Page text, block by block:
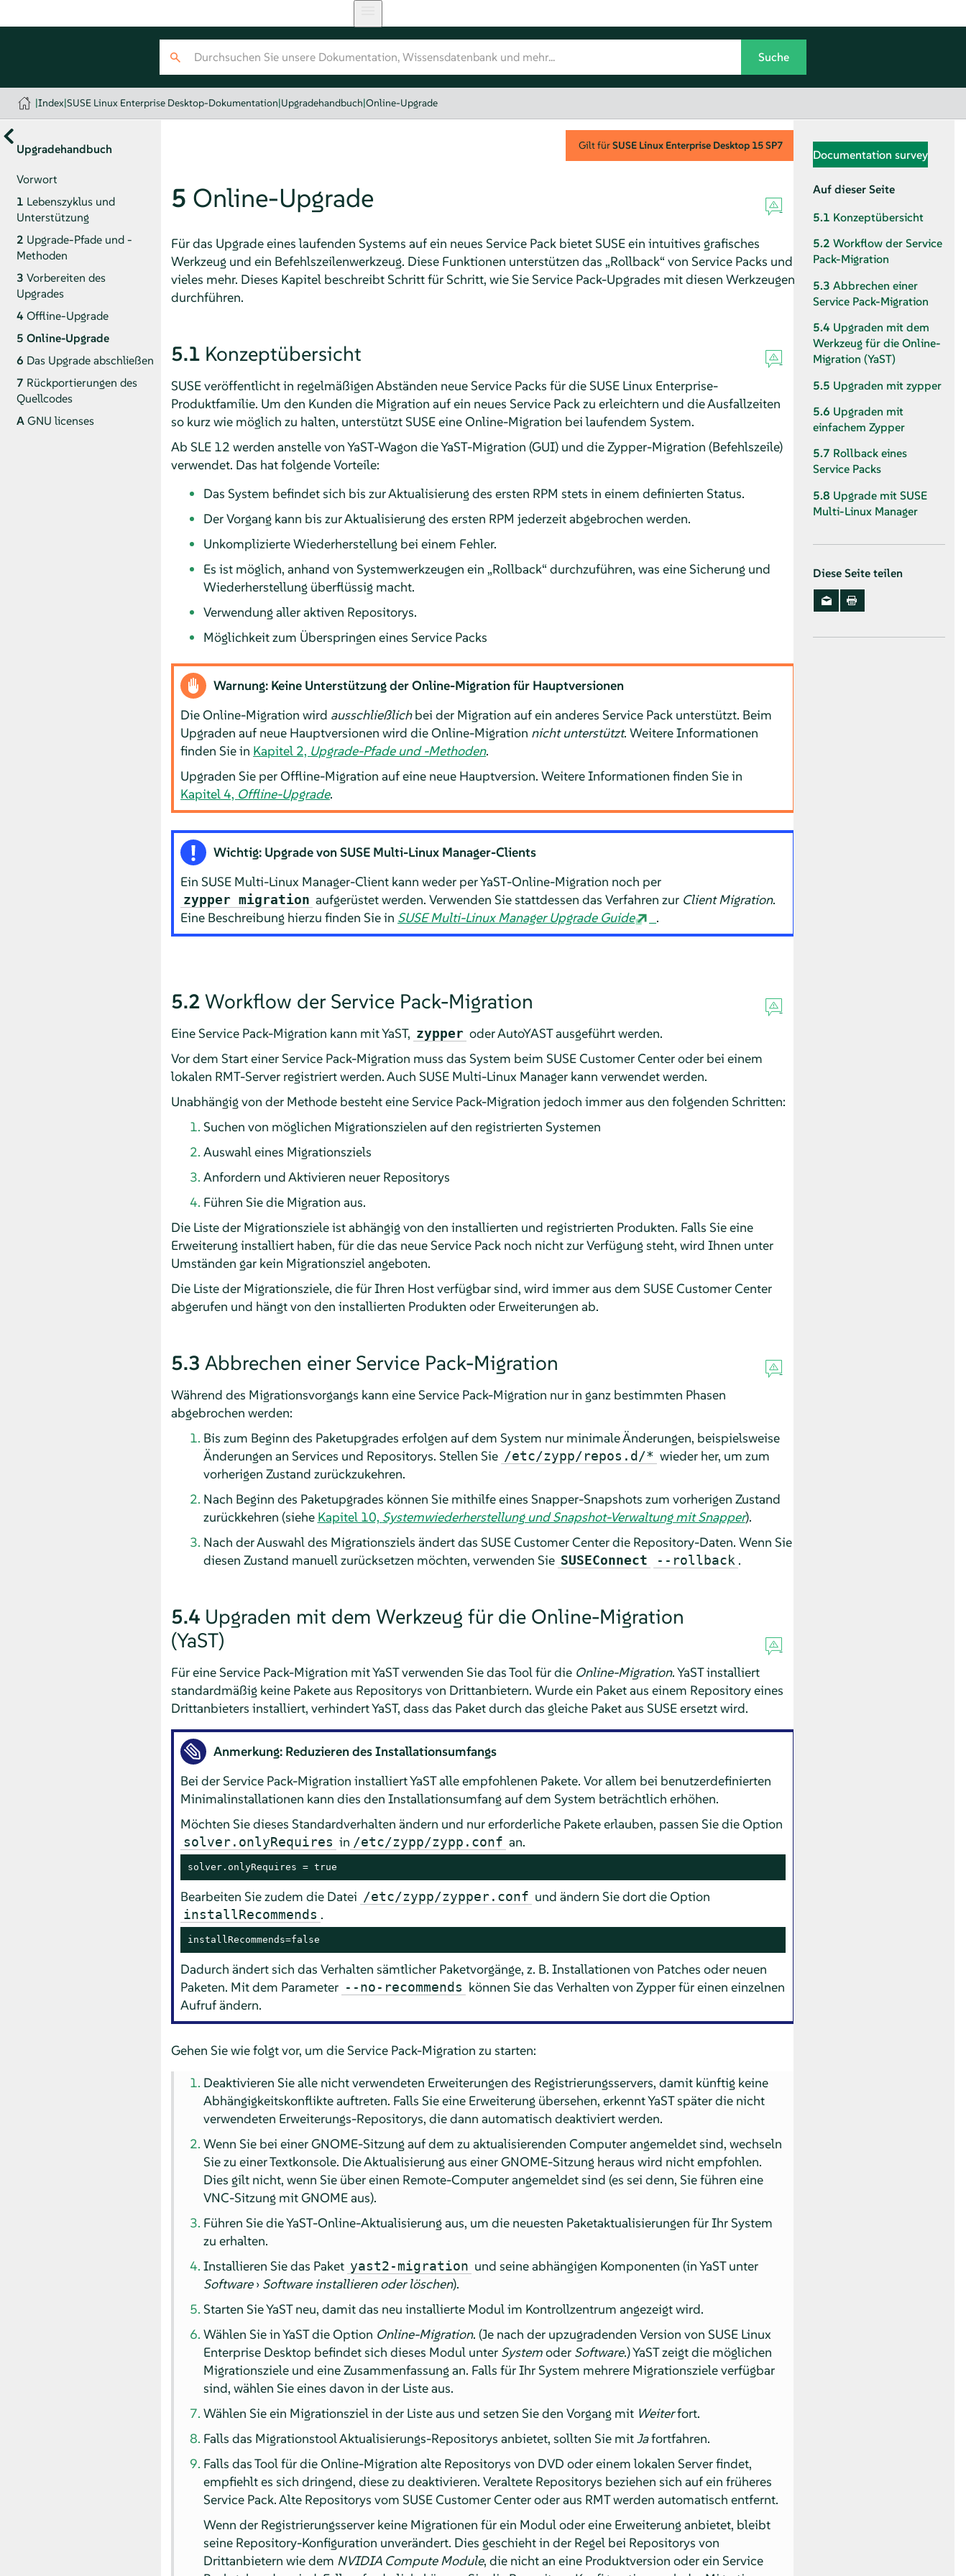
|Index|SUSE Linux Enterprise Desktop-Dokumentation|Upgradehandbuch|Online-Upgrade
Upgradehandbuch
Vorwort
1 Lebenszyklus und
Unterstützung
2 Upgrade-Pfade und -
Methoden
3 Vorbereiten des
Upgrades
4 Offline-Upgrade
5 Online-Upgrade
6 Das Upgrade abschließen
7 Rückportierungen des
Quellcodes
AGNU licenses
Gilt fürSUSE Linux Enterprise Desktop 15 SP7
5 Online-Upgrade
Für das Upgrade eines laufenden Systems auf ein neues Service Pack bietet SUSE ein intuitives grafisches
Werkzeug und ein Befehlszeilenwerkzeug. Diese Funktionen unterstützen das „Rollback“von Service Packs und
vieles mehr. Dieses Kapitel beschreibt Schritt für Schritt, wie Sie Service Pack-Upgrades mit diesen Werkzeugen
durchführen.
5.1 Konzeptübersicht
SUSE veröffentlicht in regelmäßigen Abständen neue Service Packs für die SUSE Linux Enterprise-
Produktfamilie. Um den Kunden die Migration auf ein neues Service Pack zu erleichtern und die Ausfallzeiten
so kurz wie möglich zu halten, unterstützt SUSE eine Online-Migration bei laufendem System.
Ab SLE 12 werden anstelle von YaST-Wagon die YaST-Migration (GUI) und die Zypper-Migration (Befehlszeile)
verwendet. Das hat folgende Vorteile:
Das System befindet sich bis zur Aktualisierung des ersten RPM stets in einem definierten Status.
Der Vorgang kann bis zur Aktualisierung des ersten RPM jederzeit abgebrochen werden.
Unkomplizierte Wiederherstellung bei einem Fehler.
Es ist möglich, anhand von Systemwerkzeugen ein „Rollback“durchzuführen, was eine Sicherung und
Wiederherstellung überflüssig macht.
Verwendung aller aktiven Repositorys.
Möglichkeit zum Überspringen eines Service Packs
Warnung: Keine Unterstützung der Online-Migration für Hauptversionen
Die Online-Migration wird ausschließlichbei der Migration auf ein anderes Service Pack unterstützt. Beim
Upgraden auf neue Hauptversionen wird die Online-Migration nicht unterstützt. Weitere Informationen
finden Sie in Kapitel 2, Upgrade-Pfade und -Methoden.
Upgraden Sie per Offline-Migration auf eine neue Hauptversion. Weitere Informationen finden Sie in
Kapitel 4, Offline-Upgrade.
Wichtig: Upgrade von SUSE Multi-Linux Manager-Clients
Ein SUSE Multi-Linux Manager-Client kann weder per YaST-Online-Migration noch per
zypper migration aufgerüstet werden. Verwenden Sie stattdessen das Verfahren zur Client Migration.
Eine Beschreibung hierzu finden Sie in SUSE Multi-Linux Manager Upgrade Guide .
5.2 Workflow der Service Pack-Migration
Eine Service Pack-Migration kann mit YaST, zypper oder AutoYAST ausgeführt werden.
Vor dem Start einer Service Pack-Migration muss das System beim SUSE Customer Center oder bei einem
lokalen RMT-Server registriert werden. Auch SUSE Multi-Linux Manager kann verwendet werden.
Unabhängig von der Methode besteht eine Service Pack-Migration jedoch immer aus den folgenden Schritten:
Suchen von möglichen Migrationszielen auf den registrierten Systemen
Auswahl eines Migrationsziels
Anfordern und Aktivieren neuer Repositorys
Führen Sie die Migration aus.
Die Liste der Migrationsziele ist abhängig von den installierten und registrierten Produkten. Falls Sie eine
Erweiterung installiert haben, für die das neue Service Pack noch nicht zur Verfügung steht, wird Ihnen unter
Umständen gar kein Migrationsziel angeboten.
Die Liste der Migrationsziele, die für Ihren Host verfügbar sind, wird immer aus dem SUSE Customer Center
abgerufen und hängt von den installierten Produkten oder Erweiterungen ab.
5.3 Abbrechen einer Service Pack-Migration
Während des Migrationsvorgangs kann eine Service Pack-Migration nur in ganz bestimmten Phasen
abgebrochen werden:
Bis zum Beginn des Paketupgrades erfolgen auf dem System nur minimale Änderungen, beispielsweise
Änderungen an Services und Repositorys. Stellen Sie /etc/zypp/repos.d/* wieder her, um zum
vorherigen Zustand zurückzukehren.
Nach Beginn des Paketupgrades können Sie mithilfe eines Snapper-Snapshots zum vorherigen Zustand
zurückkehren (siehe Kapitel 10, Systemwiederherstellung und Snapshot-Verwaltung mit Snapper).
Nach der Auswahl des Migrationsziels ändert das SUSE Customer Center die Repository-Daten. Wenn Sie
diesen Zustand manuell zurücksetzen möchten, verwenden Sie SUSEConnect --rollback .
5.4 Upgraden mit dem Werkzeug für die Online-Migration
(YaST)
Für eine Service Pack-Migration mit YaST verwenden Sie das Tool für die Online-Migration. YaST installiert
standardmäßig keine Pakete aus Repositorys von Drittanbietern. Wurde ein Paket aus einem Repository eines
Drittanbieters installiert, verhindert YaST, dass das Paket durch das gleiche Paket aus SUSE ersetzt wird.
Anmerkung: Reduzieren des Installationsumfangs
Bei der Service Pack-Migration installiert YaST alle empfohlenen Pakete. Vor allem bei benutzerdefinierten
Minimalinstallationen kann dies den Installationsumfang auf dem System beträchtlich erhöhen.
Möchten Sie dieses Standardverhalten ändern und nur erforderliche Pakete erlauben, passen Sie die Option
solver.onlyRequires in /etc/zypp/zypp.conf an.
solver.onlyRequires = true
Bearbeiten Sie zudem die Datei /etc/zypp/zypper.conf und ändern Sie dort die Option
installRecommends .
installRecommends=false
Dadurch ändert sich das Verhalten sämtlicher Paketvorgänge, z. B. Installationen von Patches oder neuen
Paketen. Mit dem Parameter --no-recommends können Sie das Verhalten von Zypper für einen einzelnen
Aufruf ändern.
Gehen Sie wie folgt vor, um die Service Pack-Migration zu starten:
Deaktivieren Sie alle nicht verwendeten Erweiterungen des Registrierungsservers, damit künftig keine
Abhängigkeitskonflikte auftreten. Falls Sie eine Erweiterung übersehen, erkennt YaST später die nicht
verwendeten Erweiterungs-Repositorys, die dann automatisch deaktiviert werden.
Wenn Sie bei einer GNOME-Sitzung auf dem zu aktualisierenden Computer angemeldet sind, wechseln
Sie zu einer Textkonsole. Die Aktualisierung aus einer GNOME-Sitzung heraus wird nicht empfohlen.
Dies gilt nicht, wenn Sie über einen Remote-Computer angemeldet sind (es sei denn, Sie führen eine
VNC-Sitzung mit GNOME aus).
Führen Sie die YaST-Online-Aktualisierung aus, um die neuesten Paketaktualisierungen für Ihr System
zu erhalten.
Installieren Sie das Paket yast2-migration und seine abhängigen Komponenten (in YaST unter
Software› Software installieren oder löschen).
Starten Sie YaST neu, damit das neu installierte Modul im Kontrollzentrum angezeigt wird.
Wählen Sie in YaST die Option Online-Migration. (Je nach der upzugradenden Version von SUSE Linux
Enterprise Desktop befindet sich dieses Modul unter Systemoder Software.) YaST zeigt die möglichen
Migrationsziele und eine Zusammenfassung an. Falls für Ihr System mehrere Migrationsziele verfügbar
sind, wählen Sie eines davon in der Liste aus.
Wählen Sie ein Migrationsziel in der Liste aus und setzen Sie den Vorgang mit Weiterfort.
Falls das Migrationstool Aktualisierungs-Repositorys anbietet, sollten Sie mitJafortfahren.
Falls das Tool für die Online-Migration alte Repositorys von DVD oder einem lokalen Server findet,
empfiehlt es sich dringend, diese zu deaktivieren. Veraltete Repositorys beziehen sich auf ein früheres
Service Pack. Alte Repositorys vom SUSE Customer Center oder aus RMT werden automatisch entfernt.
Wenn der Registrierungsserver keine Migrationen für ein Modul oder eine Erweiterung anbietet, bleibt
seine Repository-Konfiguration unverändert. Dies geschieht in der Regel bei Repositorys von
Drittanbietern wie dem NVIDIA Compute Module, die nicht an eine Produktversion oder ein Service
Documentation survey
Auf dieser Seite
5.1 Konzeptübersicht
5.2 Workflow der Service
Pack-Migration
5.3 Abbrechen einer
Service Pack-Migration
5.4 Upgraden mit dem
Werkzeug für die Online-
Migration (YaST)
5.5 Upgraden mit zypper
5.6 Upgraden mit
einfachem Zypper
5.7 Rollback eines
Service Packs
5.8 Upgrade mit SUSE
Multi-Linux Manager
Diese Seite teilen